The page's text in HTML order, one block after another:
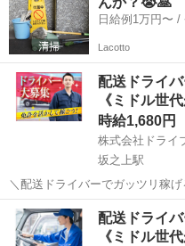
Lacotto
配送ドライ
《ミドル世
時給1,680円
株式会社ドライ
坂之上駅
＼配送ドライバーでガッツリ稼げる！／ ＜お仕事内容＞
ーによる貨物集配業務（トレーラー運
容：DR:大型＋作業 ■商品：そ
ーなど ■配送件数...
鹿児島 鹿児島市 坂之上駅
配送ドライ
《ミドル世